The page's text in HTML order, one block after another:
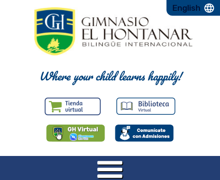
Where your child learns happily!
English